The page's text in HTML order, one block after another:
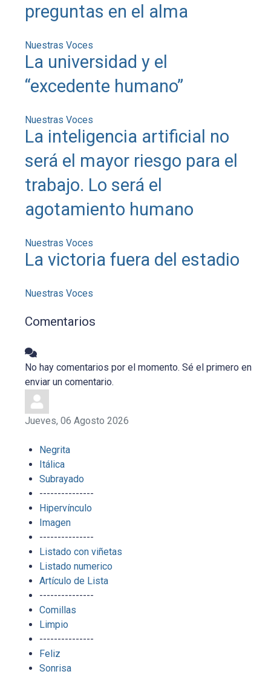
preguntas en el alma
Nuestras Voces
La universidad y el
“excedente humano”
Nuestras Voces
La inteligencia artificial no
será el mayor riesgo para el
trabajo. Lo será el
agotamiento humano
Nuestras Voces
La victoria fuera del estadio
Nuestras Voces
Comentarios
No hay comentarios por el momento. Sé el primero en
enviar un comentario.
Jueves, 06 Agosto 2026
Negrita
Itálica
Subrayado
---------------
Hipervínculo
Imagen
---------------
Listado con viñetas
Listado numerico
Artículo de Lista
---------------
Comillas
Limpio
---------------
Feliz
Sonrisa